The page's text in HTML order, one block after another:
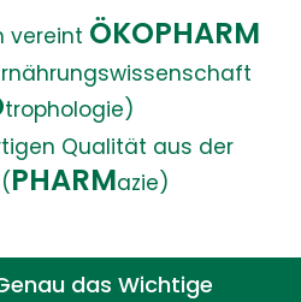
vereint ÖKOPHARM
trophologie)
Qualität aus der
PHARMazie)
das Wichtige